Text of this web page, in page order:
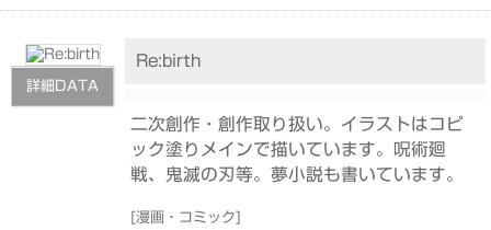
詳細DATA
Re:birth
二次創作・創作取り扱い。イラストはコピ
ック塗りメインで描いています。呪術廻
戦、鬼滅の刃等。夢小説も書いています。
[漫画・コミック]